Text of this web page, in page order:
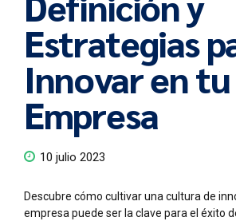
Estrategias
Innovar en tu
Empresa
10 julio 2023
Descubre cómo cultivar una cultura de
empresa puede ser la clave para el éxito